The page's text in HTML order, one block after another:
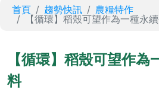
首頁 趨勢快訊
農糧特作
【循環】稻殼可望作為一種永
【循環】稻殼可望作為
料